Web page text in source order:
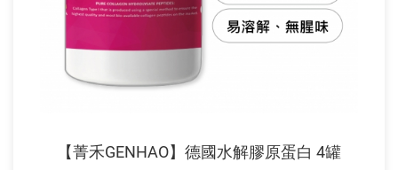
【菁禾GENHAO】德國水解膠原蛋白 4罐